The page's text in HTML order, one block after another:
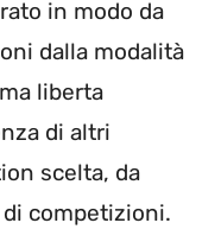
in modo da
dalla modalità
liberta
di altri
scelta, da
di competizioni.